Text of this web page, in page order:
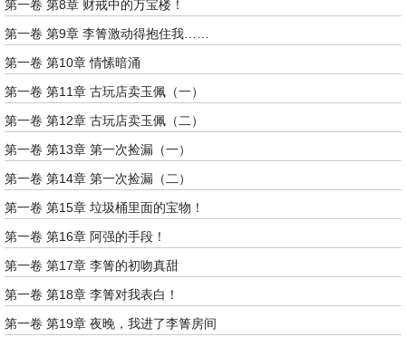
第一卷 第8章 财戒中的万宝楼！
第一卷 第9章 李箐激动得抱住我……
第一卷 第10章 情愫暗涌
第一卷 第11章 古玩店卖玉佩（一）
第一卷 第12章 古玩店卖玉佩（二）
第一卷 第13章 第一次捡漏（一）
第一卷 第14章 第一次捡漏（二）
第一卷 第15章 垃圾桶里面的宝物！
第一卷 第16章 阿强的手段！
第一卷 第17章 李箐的初吻真甜
第一卷 第18章 李箐对我表白！
第一卷 第19章 夜晚，我进了李箐房间